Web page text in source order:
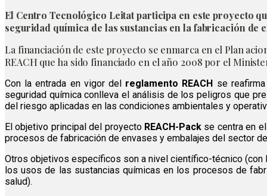
El Centro Tecnológico Leitat participa en este proyecto
seguridad química de las sustancias en la fabricación de
La financiación de este proyecto se enmarca en el Plan
REACH que ha sido financiado en el año 2008 por el
Con la entrada en vigor del reglamento REACH se
seguridad química conlleva el análisis de los peligros que
del riesgo aplicadas en las condiciones ambientales y
El objetivo principal del proyecto REACH-Pack se centra en
procesos de fabricación de envases y embalajes del sector
Otros objetivos específicos son a nivel científico-técnico
los usos de las sustancias químicas en los procesos de
salud).